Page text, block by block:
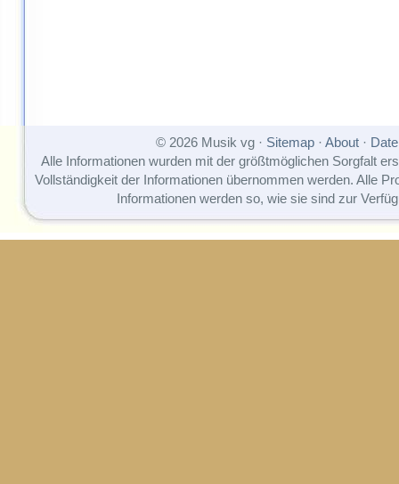
© 2026 Musik vg · Sitemap· About·
Alle Informationen wurden mit der größtmöglichen Sorgfalt
Vollständigkeit der Informationen übernommen werden. Alle
Informationen werden so, wie sie sind zur